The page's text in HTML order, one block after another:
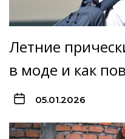
Летние
в моде и как
05.01.2026